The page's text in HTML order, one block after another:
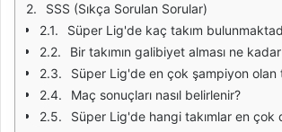
SSS (Sıkça Sorulan Sorular)
Süper Lig'de kaç takım
Bir takımın galibiyet alması ne kadar
Süper Lig'de en çok şampiyon olan
Maç sonuçları nasıl belirlenir?
Süper Lig'de hangi takımlar en çok